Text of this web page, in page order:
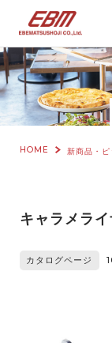
HOME 新商品・
キャラメラ
カタログページ